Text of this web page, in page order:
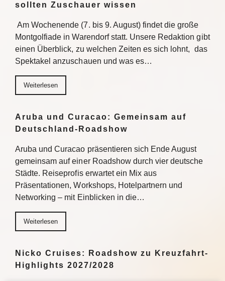
sollten Zuschauer wissen
Am Wochenende (7. bis 9. August) findet die große
Montgolfiade in Warendorf statt. Unsere Redaktion gibt
einen Überblick, zu welchen Zeiten es sich lohnt, das
Spektakel anzuschauen und was es…
Weiterlesen
Aruba und Curacao: Gemeinsam auf
Deutschland-Roadshow
Aruba und Curacao präsentieren sich Ende August
gemeinsam auf einer Roadshow durch vier deutsche
Städte. Reiseprofis erwartet ein Mix aus
Präsentationen, Workshops, Hotelpartnern und
Networking – mit Einblicken in die…
Weiterlesen
Nicko Cruises: Roadshow zu Kreuzfahrt-
Highlights 2027/2028